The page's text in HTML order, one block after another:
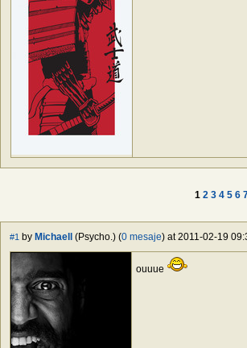
1 2 3 4 5 6
#1 by Michaell (Psycho.) (0 mesaje) at 2011-02-19
ouuue